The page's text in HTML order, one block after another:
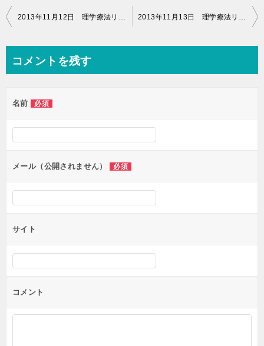
投
ビ
ー
シ
ン
2013年11月12日 理学療法リハビリ（15時00分～16時00分） 2013年11月13日 理学療法リハビリ（10時50分～11時50分）
コメントを残す
名前 必須
メール（公開されません） 必須
サイト
コメント